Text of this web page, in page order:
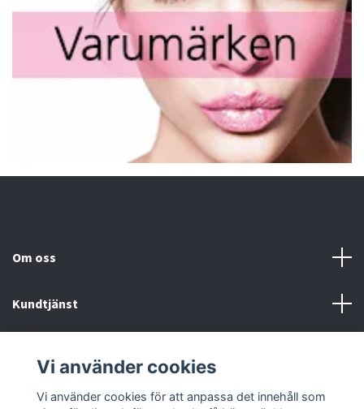
Om oss
Kundtjänst
Sociala medier
Vi använder cookies
Vi använder cookies för att anpassa det innehåll som